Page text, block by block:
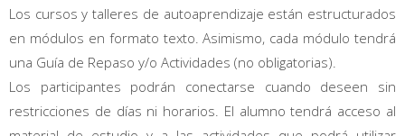
Los cursos y talleres de autoaprendizaje están estructurados
en módulos en formato texto. Asimismo, cada módulo tendrá
una Guía de Repaso y/o Actividades (no obligatorias).
Los participantes podrán conectarse cuando deseen sin
restricciones de días ni horarios. El alumno tendrá acceso al